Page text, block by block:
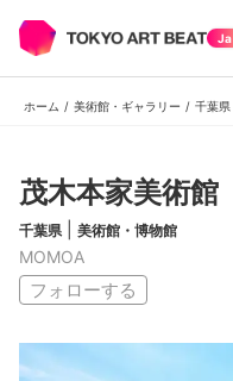
Ja
ホーム / 美術館・ギャラリー / 千葉県
茂木本家美術館
千葉県 美術館・博物館
MOMOA
フォローする